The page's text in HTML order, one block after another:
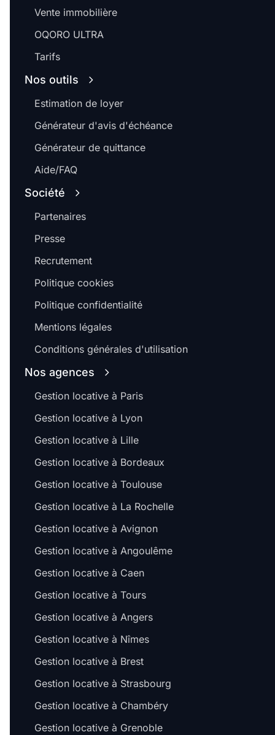
Vente immobilière
OQORO ULTRA
Tarifs
Nos outils
Estimation de loyer
Générateur d'avis d'échéance
Générateur de quittance
Aide/FAQ
Société
Partenaires
Presse
Recrutement
Politique cookies
Politique confidentialité
Mentions légales
Conditions générales d'utilisation
Nos agences
Gestion locative à Paris
Gestion locative à Lyon
Gestion locative à Lille
Gestion locative à Bordeaux
Gestion locative à Toulouse
Gestion locative à La Rochelle
Gestion locative à Avignon
Gestion locative à Angoulême
Gestion locative à Caen
Gestion locative à Tours
Gestion locative à Angers
Gestion locative à Nîmes
Gestion locative à Brest
Gestion locative à Strasbourg
Gestion locative à Chambéry
Gestion locative à Grenoble